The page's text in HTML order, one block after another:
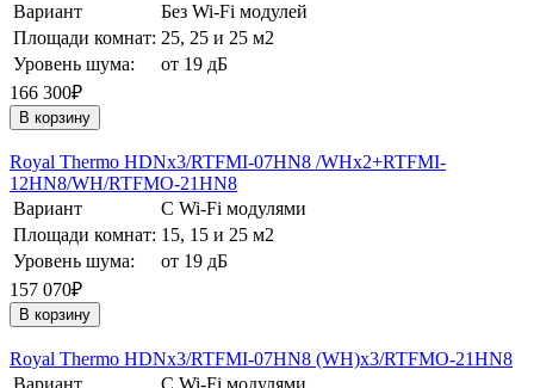
Вариант
Без Wi-Fi модулей
Площади комнат: 25, 25 и 25 м2
Уровень шума:
от 19 дБ
166 300₽
В корзину
Royal Thermo HDNх3/RTFMI-07HN8 /WHх2+RTFMI-
12HN8/WH/RTFMO-21HN8
Вариант
С Wi-Fi модулями
Площади комнат: 15, 15 и 25 м2
Уровень шума:
от 19 дБ
157 070₽
В корзину
Royal Thermo HDNх3/RTFMI-07HN8 (WH)х3/RTFMO-21HN8